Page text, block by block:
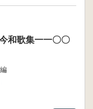
和歌集一一〇〇